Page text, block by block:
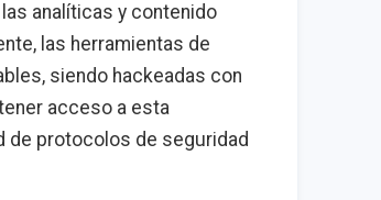
analíticas y contenido
las herramientas de
siendo hackeadas con
acceso a esta
de protocolos de seguridad